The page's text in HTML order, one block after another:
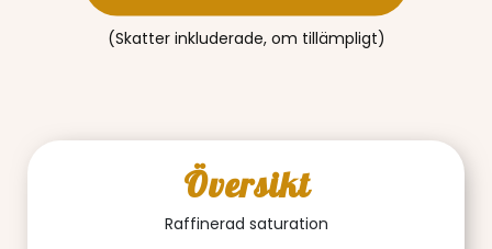
(Skatter inkluderade, om tillämpligt)
Översikt
Raffinerad saturation